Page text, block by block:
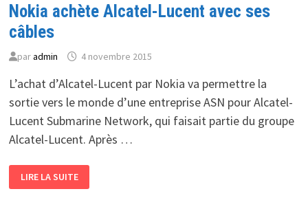
Nokia achète Alcatel-Lucent avec ses
câbles
paradmin 4 novembre 2015
L’achat d’Alcatel-Lucent par Nokia va permettre la
sortie vers le monde d’une entreprise ASN pour Alcatel-
Lucent Submarine Network, qui faisait partie du groupe
Alcatel-Lucent. Après …
ACHÈTE
ALCATEL-
LIRE LA SUITE